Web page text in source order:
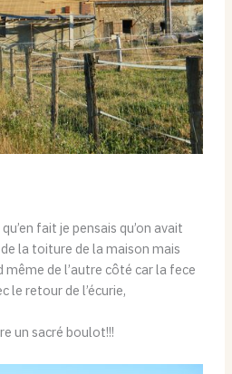
fait je pensais qu’on avait
la toiture de la maison mais
même de l’autre côté car la fece
le retour de l’écurie,
un sacré boulot!!!